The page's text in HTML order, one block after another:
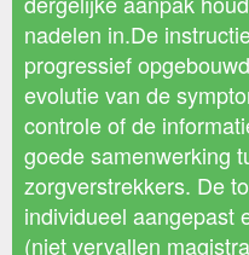
nadelen in.De
progressief
evolutie van de
controle of de
goede samenwerking
zorgverstrekkers. De
individueel aangepast
(niet vervallen